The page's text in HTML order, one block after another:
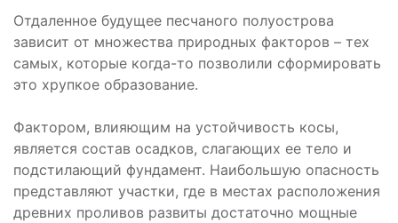
Отдаленное будущее песчаного полуострова
зависит от множества природных факторов – тех
самых, которые когда-то позволили сформировать
это хрупкое образование.
Фактором, влияющим на устойчивость косы,
является состав осадков, слагающих ее тело и
подстилающий фундамент. Наибольшую опасность
представляют участки, где в местах расположения
древних проливов развиты достаточно мощные